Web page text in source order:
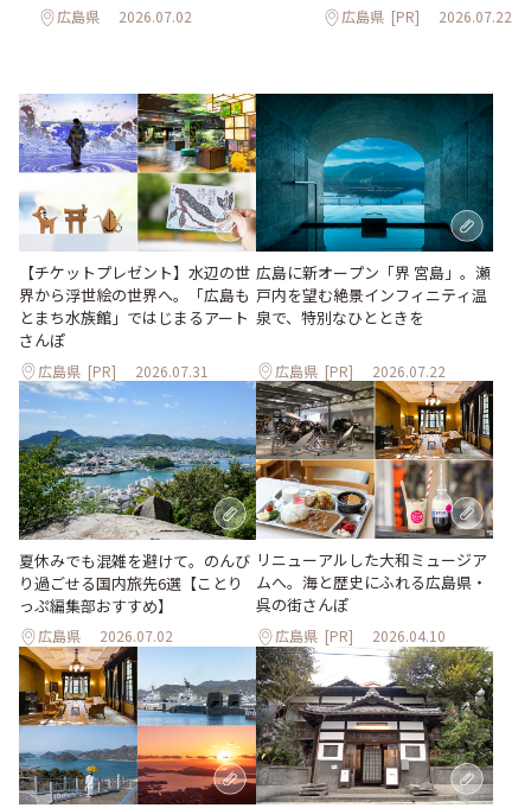
広島県 2026.07.02 広島県 [PR] 2026.07.22
【チケットプレゼント】水辺の世
界から浮世絵の世界へ。「広島も
とまち水族館」ではじまるアート
さんぽ
広島県 [PR] 2026.07.31
広島に新オープン「界 宮島」。瀬
戸内を望む絶景インフィニティ温
泉で、特別なひとときを
広島県 [PR] 2026.07.22
夏休みでも混雑を避けて。のんび
り過ごせる国内旅先6選【ことり
っぷ編集部おすすめ】
広島県 2026.07.02
リニューアルした大和ミュージア
ムへ。海と歴史にふれる広島県・
呉の街さんぽ
広島県 [PR] 2026.04.10